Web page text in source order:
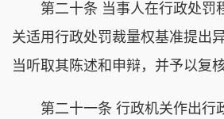
第二十条 当事人在行政处罚
关适用行政处罚裁量权基准提出
当听取其陈述和申辩，并予以复核
第二十一条 行政机关作出行